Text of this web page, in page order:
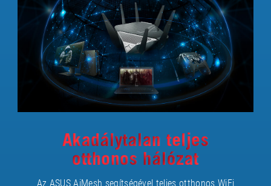
Akadálytalan teljes
otthonos hálózat
Az ASUS AiMesh segítségével teljes otthonos WiFi